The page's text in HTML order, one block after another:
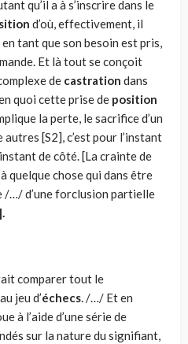
qu’il a à s’inscrire dans le
d’où, effectivement, il
tant que son besoin est pris,
Et là tout se conçoit
de castration dans
quoi cette prise de position
la perte, le sacrifice d’un
[S2], c’est pour l’instant
de côté. [La crainte de
quelque chose qui dans être
/…/ d’une forclusion partielle
comparer tout le
jeu d’échecs. /…/ Et en
à l’aide d’une série de
sur la nature du signifiant,